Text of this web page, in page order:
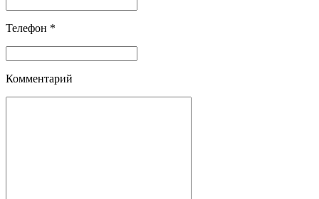
Телефон *
Комментарий